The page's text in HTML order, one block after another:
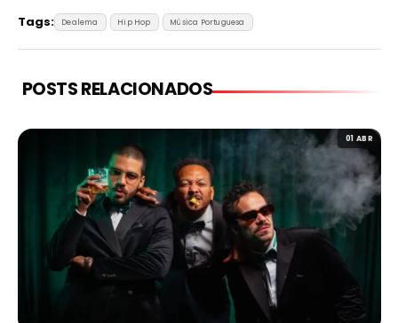
Tags: Dealema Hip Hop Música Portuguesa
POSTS RELACIONADOS
01 ABR